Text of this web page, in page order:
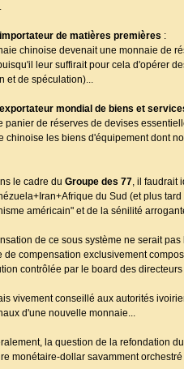
de matières premières :
chinoise devenait une monnaie de
leur suffirait pour cela d'opérer
et de spéculation)...
mondial de biens et
panier de réserves de devises
chinoise les biens d'équipement dont
le cadre du Groupe des 77, il faudrait
du Sud (et plus
américain" et de la sénilité
de ce sous système ne serait
de compensation exclusivement
contrôlée par le board des
vivement conseillé aux autorités
d'une nouvelle monnaie...
la question de la refondation
monétaire-dollar savamment